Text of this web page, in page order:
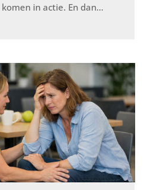
komen in actie. En dan...